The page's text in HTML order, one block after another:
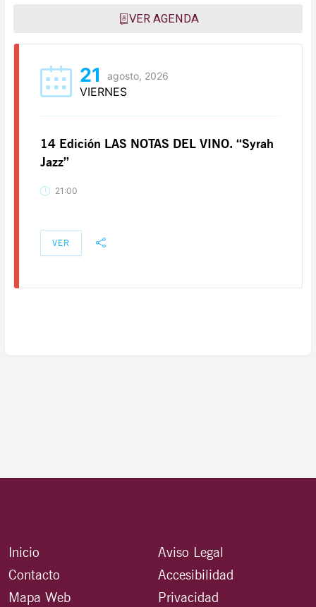
VER AGENDA
21 agosto, 2026
VIERNES
14 Edición LAS NOTAS DEL VINO. “Syrah
Jazz”
21:00
VER
Inicio
Contacto
Mapa Web
Aviso Legal
Accesibilidad
Privacidad